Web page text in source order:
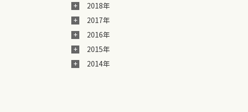
2018年
2017年
2016年
2015年
2014年